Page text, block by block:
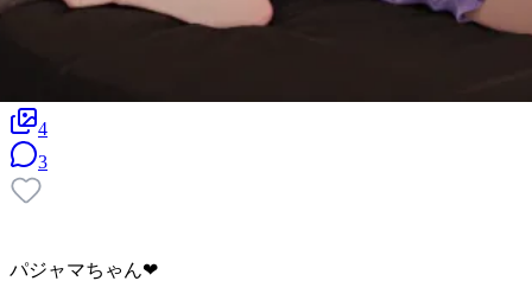
4
3
パジャマちゃん❤